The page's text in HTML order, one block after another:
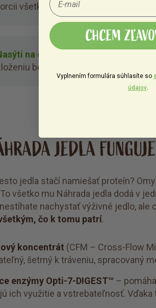
všetko, čo potrebuje.
na dlho.
bez sóje a lepku.
JEDLA
jedla stačí namiešať proteín?
všetko mu Náhrada jedla dodá v
nestíhate nachystať výživné jedlo, ale
čo k tomu patrí.
koncentrát (CFM – Cross-Flow
šetrný k tráveniu, spracovaný
enzýmy Opti-7-DIGEST™ –
ich využitie a vstrebateľnosť.
CHCEM
Vyplnením formulára súhlasíte so
údajov.